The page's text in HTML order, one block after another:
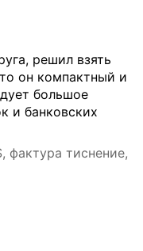
решил взять
он компактный и
большое
и банковских
фактура тиснение,